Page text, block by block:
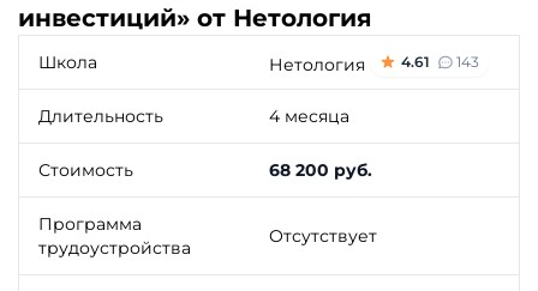
инвестиций» от Нетология
Школа Нетология 4.61 143
Длительность 4 месяца
Стоимость 68 200 руб.
Программа
трудоустройства
Отсутствует